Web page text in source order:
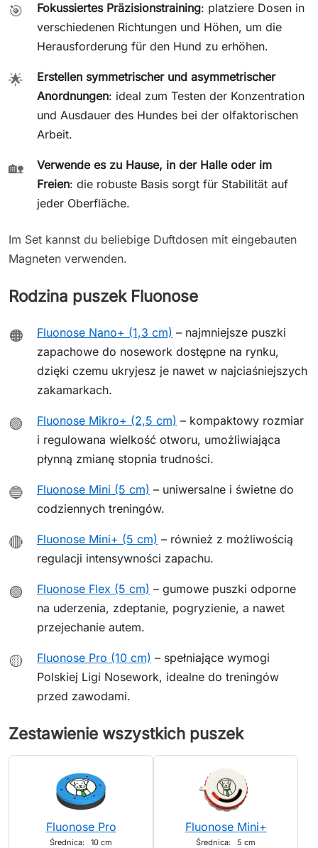
🎯 Fokussiertes Präzisionstraining: platziere Dosen in
verschiedenen Richtungen und Höhen, um die
Herausforderung für den Hund zu erhöhen.
🌟
Erstellen symmetrischer und asymmetrischer
Anordnungen: ideal zum Testen der Konzentration
und Ausdauer des Hundes bei der olfaktorischen
Arbeit.
🏡
Verwende es zu Hause, in der Halle oder im
Freien: die robuste Basis sorgt für Stabilität auf
jeder Oberfläche.
Im Set kannst du beliebige Duftdosen mit eingebauten
Magneten verwenden.
Rodzina puszek Fluonose
🟠 Fluonose Nano+ (1,3 cm) – najmniejsze puszki
zapachowe do nosework dostępne na rynku,
dzięki czemu ukryjesz je nawet w najciaśniejszych
zakamarkach.
🟢 Fluonose Mikro+ (2,5 cm) – kompaktowy rozmiar
i regulowana wielkość otworu, umożliwiająca
płynną zmianę stopnia trudności.
🔵 Fluonose Mini (5 cm) – uniwersalne i świetne do
codziennych treningów.
🔴 Fluonose Mini+ (5 cm) – również z możliwością
regulacji intensywności zapachu.
🟣 Fluonose Flex (5 cm) – gumowe puszki odporne
na uderzenia, zdeptanie, pogryzienie, a nawet
przejechanie autem.
🟡 Fluonose Pro (10 cm) – spełniające wymogi
Polskiej Ligi Nosework, idealne do treningów
przed zawodami.
Zestawienie wszystkich puszek
Fluonose Pro
Średnica: 10 cm
Fluonose Mini+
Średnica: 5 cm